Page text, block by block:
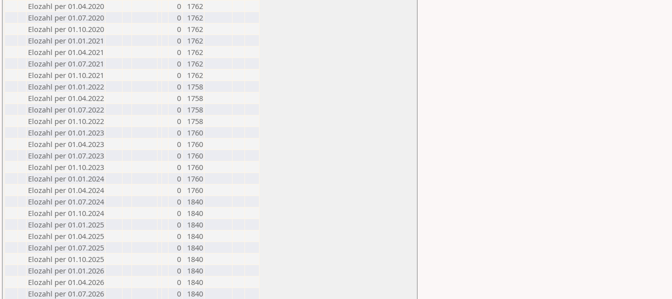
Elozahl per 01.04.2020
0
1762
Elozahl per 01.07.2020
0
1762
Elozahl per 01.10.2020
0
1762
Elozahl per 01.01.2021
0
1762
Elozahl per 01.04.2021
0
1762
Elozahl per 01.07.2021
0
1762
Elozahl per 01.10.2021
0
1762
Elozahl per 01.01.2022
0
1758
Elozahl per 01.04.2022
0
1758
Elozahl per 01.07.2022
0
1758
Elozahl per 01.10.2022
0
1758
Elozahl per 01.01.2023
0
1760
Elozahl per 01.04.2023
0
1760
Elozahl per 01.07.2023
0
1760
Elozahl per 01.10.2023
0
1760
Elozahl per 01.01.2024
0
1760
Elozahl per 01.04.2024
0
1760
Elozahl per 01.07.2024
0
1840
Elozahl per 01.10.2024
0
1840
Elozahl per 01.01.2025
0
1840
Elozahl per 01.04.2025
0
1840
Elozahl per 01.07.2025
0
1840
Elozahl per 01.10.2025
0
1840
Elozahl per 01.01.2026
0
1840
Elozahl per 01.04.2026
0
1840
Elozahl per 01.07.2026
0 1840